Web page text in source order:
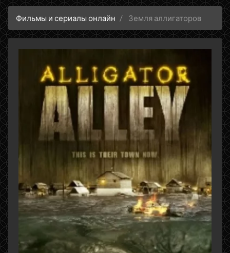
Фильмы и сериалы онлайн Земля аллигаторов